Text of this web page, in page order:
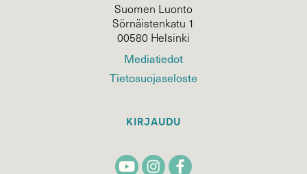
Suomen Luonto
Sörnäistenkatu 1
00580 Helsinki
Mediatiedot
Tietosuojaseloste
KIRJAUDU